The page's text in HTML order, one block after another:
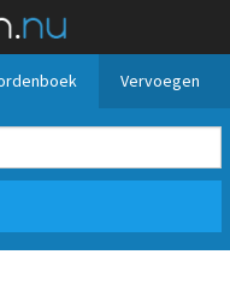
Vervoegen